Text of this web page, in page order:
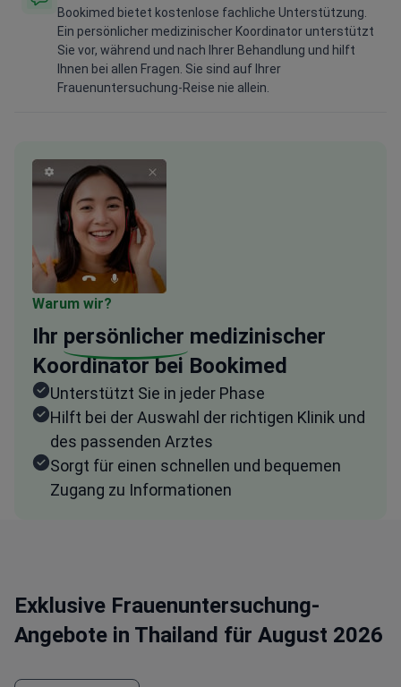
Bookimed bietet kostenlose fachliche Unterstützung.
Ein persönlicher medizinischer Koordinator unterstützt
Sie vor, während und nach Ihrer Behandlung und hilft
Ihnen bei allen Fragen. Sie sind auf Ihrer
Frauenuntersuchung-Reise nie allein.
Warum wir?
Ihr persönlicher medizinischer
Koordinator bei Bookimed
Unterstützt Sie in jeder Phase
Hilft bei der Auswahl der richtigen Klinik und
des passenden Arztes
Sorgt für einen schnellen und bequemen
Zugang zu Informationen
Exklusive Frauenuntersuchung-
Angebote in Thailand für August 2026